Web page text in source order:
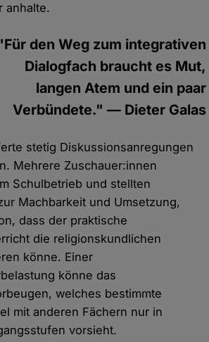
anhalte.
den Weg zum integrativen
Dialogfach braucht es Mut,
langen Atem und ein paar
Verbündete." — Dieter Galas
stetig Diskussionsanregungen
Mehrere Zuschauer:innen
Schulbetrieb und stellten
Machbarkeit und Umsetzung,
dass der praktische
die religionskundlichen
könne. Einer
könne das
welches bestimmte
mit anderen Fächern nur in
vorsieht.